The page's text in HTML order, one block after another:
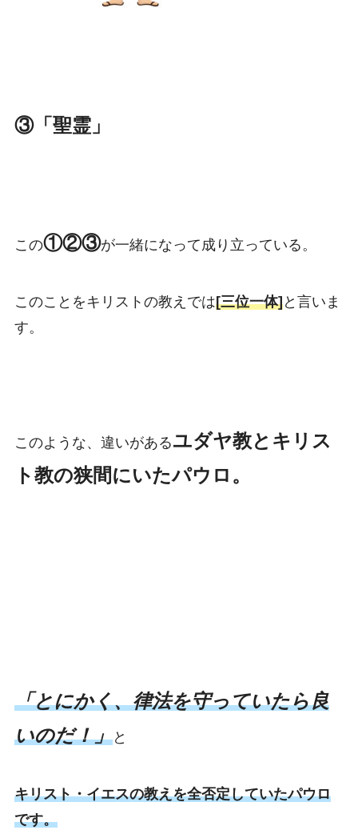
③「聖霊」
この①②③が一緒になって成り立っている。
このことをキリストの教えでは[三位一体]と言いま
す。
このような、違いがあるユダヤ教とキリス
ト教の狭間にいたパウロ。
「とにかく、律法を守っていたら良
いのだ！」と
キリスト・イエスの教えを全否定していたパウロ
です。